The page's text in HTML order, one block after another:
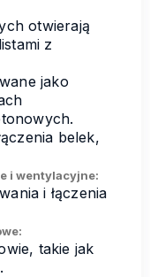
otwierają
z
jako
belek,
i wentylacyjne:
i łączenia
takie jak